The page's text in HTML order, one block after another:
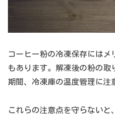
コーヒー粉の冷凍保存にはメ
もあります。解凍後の粉の取
期間、冷凍庫の温度管理に注
これらの注意点を守らないと